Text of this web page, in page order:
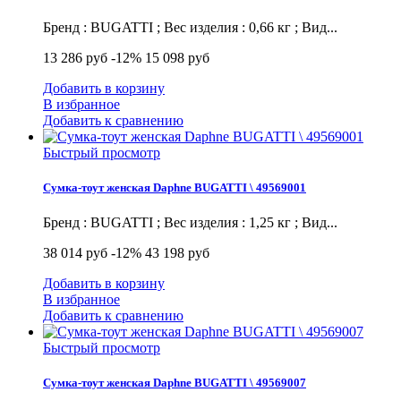
Бренд : BUGATTI ; Вес изделия : 0,66 кг ; Вид...
13 286 руб -12% 15 098 руб
Добавить в корзину
В избранное
Добавить к сравнению
Быстрый просмотр
Сумка-тоут женская Daphne BUGATTI \ 49569001
Бренд : BUGATTI ; Вес изделия : 1,25 кг ; Вид...
38 014 руб -12% 43 198 руб
Добавить в корзину
В избранное
Добавить к сравнению
Быстрый просмотр
Сумка-тоут женская Daphne BUGATTI \ 49569007